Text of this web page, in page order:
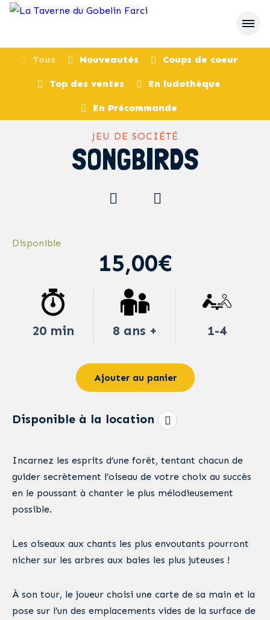
Tous Nouveautés Coups de coeur
Top des ventes En ludothèque
En Précommande
JEU DE SOCIÉTÉ
SONGBIRDS
Disponible
15,00€
20 min 8 ans + 1-4
Ajouter au panier
Disponible à la location
Incarnez les esprits d’une forêt, tentant chacun de
guider secrètement l’oiseau de votre choix au succès
en le poussant à chanter le plus mélodieusement
possible.
Les oiseaux aux chants les plus envoutants pourront
nicher sur les arbres aux baies les plus juteuses !
À son tour, le joueur choisi une carte de sa main et la
pose sur l’un des emplacements vides de la surface de